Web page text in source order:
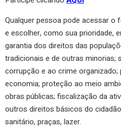
Qualquer pessoa pode acessar o
e escolher, como sua prioridade,
garantia dos direitos das
tradicionais e de outras minorias;
corrupção e ao crime
economia; proteção ao meio
obras públicas; fiscalização da
outros direitos básicos do
sanitário, praças, lazer.